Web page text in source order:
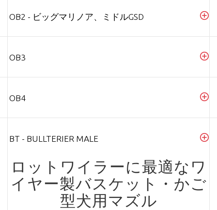
OB2 - ビッグマリノア、ミドルGSD
OB3
OB4
BT - BULLTERIER MALE
ロットワイラーに最適なワ
イヤー製バスケット・かご
型犬用マズル